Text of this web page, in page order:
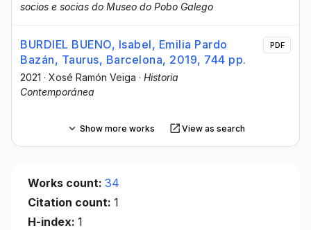
socios e socias do Museo do Pobo Galego
BURDIEL BUENO, Isabel, Emilia Pardo
Bazán, Taurus, Barcelona, 2019, 744 pp.
2021 · Xosé Ramón Veiga · Historia
Contemporánea
PDF
Show more works View as search
Works count: 34
Citation count: 1
H-index: 1